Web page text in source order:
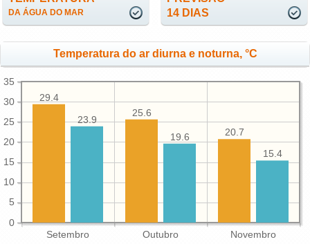
DA ÁGUA DO MAR
14 DIAS
Temperatura do ar diurna e noturna, °C
Setembro Outubro Novembro
0
5
10
15
20
25
30
35
20.7
25.6
29.4
15.4
19.6
23.9